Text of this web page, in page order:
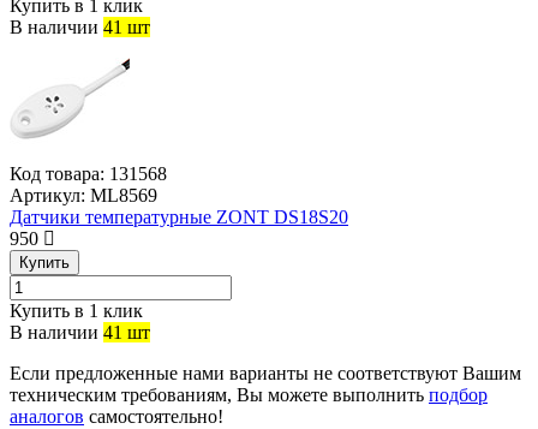
Купить в 1 клик
В наличии 41 шт
Код товара: 131568
Артикул: ML8569
Датчики температурные ZONT DS18S20
950
Купить
Купить в 1 клик
В наличии 41 шт
Если предложенные нами варианты не соответствуют Вашим
техническим требованиям, Вы можете выполнить подбор
аналогов самостоятельно!